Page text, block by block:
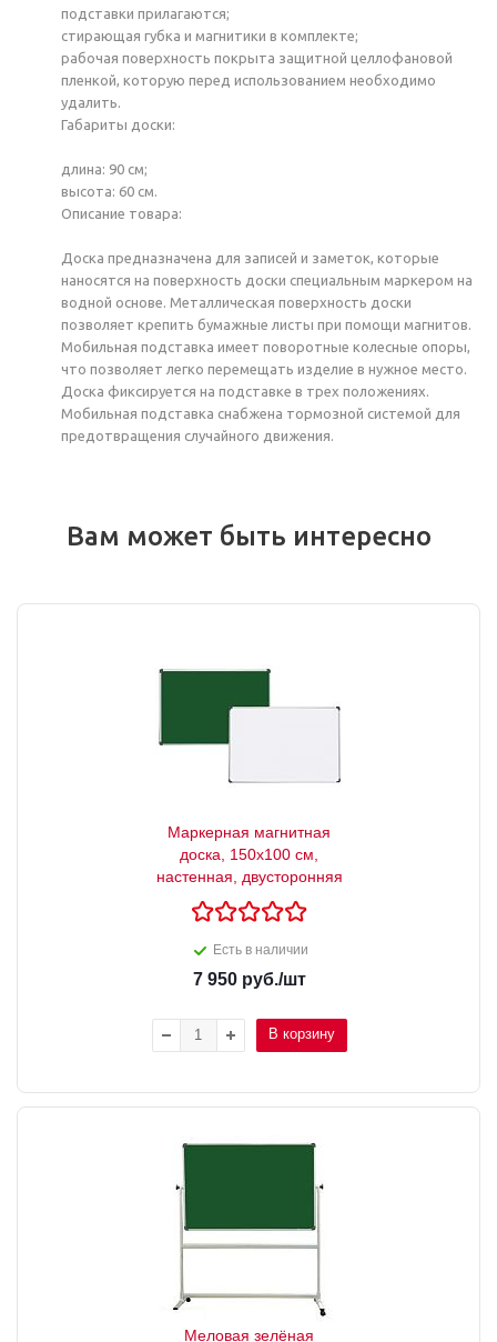
подставки прилагаются;
стирающая губка и магнитики в комплекте;
рабочая поверхность покрыта защитной целлофановой
пленкой, которую перед использованием необходимо
удалить.
Габариты доски:
длина: 90 см;
высота: 60 см.
Описание товара:
Доска предназначена для записей и заметок, которые
наносятся на поверхность доски специальным маркером на
водной основе. Металлическая поверхность доски
позволяет крепить бумажные листы при помощи магнитов.
Мобильная подставка имеет поворотные колесные опоры,
что позволяет легко перемещать изделие в нужное место.
Доска фиксируется на подставке в трех положениях.
Мобильная подставка снабжена тормозной системой для
предотвращения случайного движения.
Вам может быть интересно
Маркерная магнитная
доска, 150x100 см,
настенная, двусторонняя
Есть в наличии
7 950руб./шт
В корзину
Меловая зелёная